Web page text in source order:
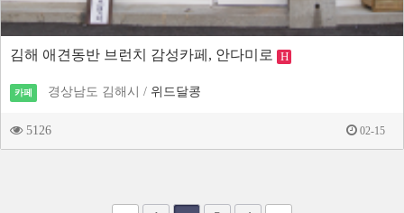
김해 애견동반 브런치 감성카페, 안다미로 H
카페 경상남도 김해시 / 위드달콩
5126 02-15